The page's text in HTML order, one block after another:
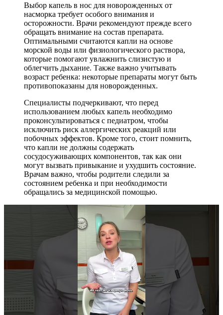
Выбор капель в нос для новорожденных от
насморка требует особого внимания и
осторожности. Врачи рекомендуют прежде всего
обращать внимание на состав препарата.
Оптимальными считаются капли на основе
морской воды или физиологического раствора,
которые помогают увлажнить слизистую и
облегчить дыхание. Также важно учитывать
возраст ребенка: некоторые препараты могут быть
противопоказаны для новорожденных.
Специалисты подчеркивают, что перед
использованием любых капель необходимо
проконсультироваться с педиатром, чтобы
исключить риск аллергических реакций или
побочных эффектов. Кроме того, стоит помнить,
что капли не должны содержать
сосудосуживающих компонентов, так как они
могут вызвать привыкание и ухудшить состояние.
Врачам важно, чтобы родители следили за
состоянием ребенка и при необходимости
обращались за медицинской помощью.